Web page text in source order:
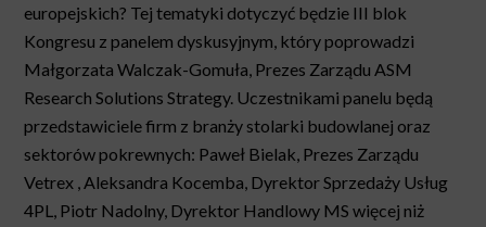
europejskich? Tej tematyki dotyczyć będzie III blok
Kongresu z panelem dyskusyjnym, który poprowadzi
Małgorzata Walczak-Gomuła, Prezes Zarządu ASM
Research Solutions Strategy. Uczestnikami panelu będą
przedstawiciele firm z branży stolarki budowlanej oraz
sektorów pokrewnych: Paweł Bielak, Prezes Zarządu
Vetrex , Aleksandra Kocemba, Dyrektor Sprzedaży Usług
4PL , Piotr Nadolny, Dyrektor Handlowy MS więcej niż